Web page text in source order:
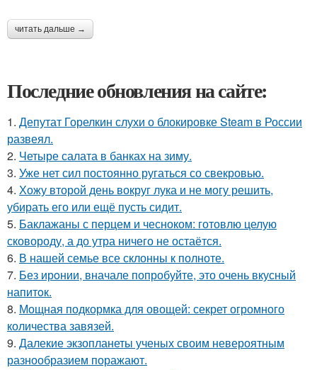
читать дальше →
Последние обновления на сайте:
1. Депутат Горелкин слухи о блокировке Steam в России
развеял.
2. Четыре салата в банках на зиму.
3. Уже нет сил постоянно ругаться со свекровью.
4. Хожу второй день вокруг лука и не могу решить,
убирать его или ещё пусть сидит.
5. Баклажаны с перцем и чесноком: готовлю целую
сковороду, а до утра ничего не остаётся.
6. В нашей семье все склонны к полноте.
7. Без ирoнии, вначале попробуйте, это очень вкусный
напитoк.
8. Мощная подкормка для овощей: секрет огромного
количества завязей.
9. Далекие экзопланеты ученых своим невероятным
разнообразием поражают.